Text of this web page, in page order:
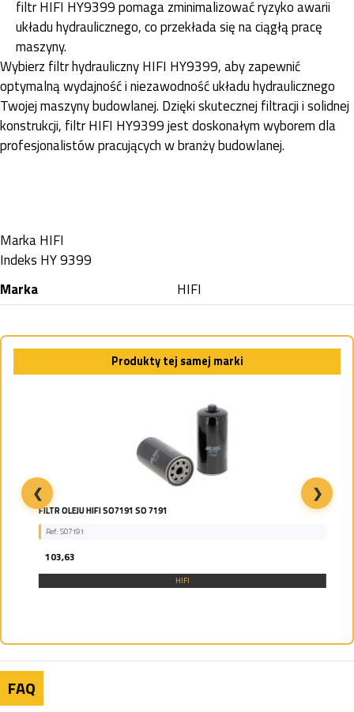
filtr HIFI HY9399 pomaga zminimalizować ryzyko awarii
układu hydraulicznego, co przekłada się na ciągłą pracę
maszyny.
Wybierz filtr hydrauliczny HIFI HY9399, aby zapewnić
optymalną wydajność i niezawodność układu hydraulicznego
Twojej maszyny budowlanej. Dzięki skutecznej filtracji i solidnej
konstrukcji, filtr HIFI HY9399 jest doskonałym wyborem dla
profesjonalistów pracujących w branży budowlanej.
MarkaHIFI
Indeks HY 9399
Marka
HIFI
Produkty tej samej marki
FILTR OLEJU HIFI SO7191 SO 7191
Ref: SO7191
103,63
HIFI
❮ ❯
FAQ